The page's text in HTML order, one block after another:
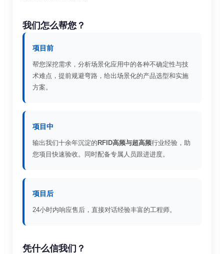
我们怎么帮您？
项目前
帮您深挖需求，分析场景化应用中的各种不确定性与技
术难点，提前规避弯路，给出场景化的产品选型和实施
方案。
项目中
输出我们十余年沉淀的 RFID高频与超高频行业经验，助
您项目快速验收。同时配备专属人员跟进进度。
项目后
24小时内响应售后，直接对话经验丰富的工程师。
凭什么信我们？